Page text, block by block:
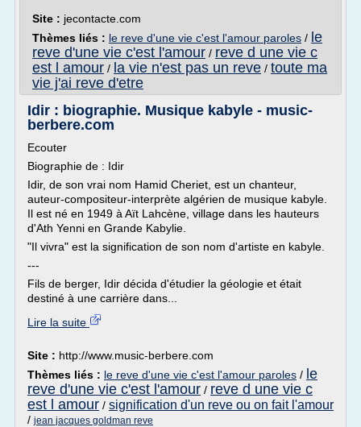
Site : jecontacte.com
Thèmes liés : le reve d'une vie c'est l'amour paroles / le
reve d'une vie c'est l'amour / reve d une vie c
est l amour / la vie n'est pas un reve / toute ma
vie j'ai reve d'etre
Idir : biographie. Musique kabyle - music-
berbere.com
Ecouter
Biographie de : Idir
Idir, de son vrai nom Hamid Cheriet, est un chanteur,
auteur-compositeur-interprète algérien de musique kabyle.
Il est né en 1949 à Aït Lahcène, village dans les hauteurs
d'Ath Yenni en Grande Kabylie.
"Il vivra" est la signification de son nom d'artiste en kabyle.
---
Fils de berger, Idir décida d'étudier la géologie et était
destiné à une carrière dans...
Lire la suite
Site : http://www.music-berbere.com
Thèmes liés : le reve d'une vie c'est l'amour paroles / le
reve d'une vie c'est l'amour / reve d une vie c
est l amour / signification d'un reve ou on fait l'amour
/ jean jacques goldman reve